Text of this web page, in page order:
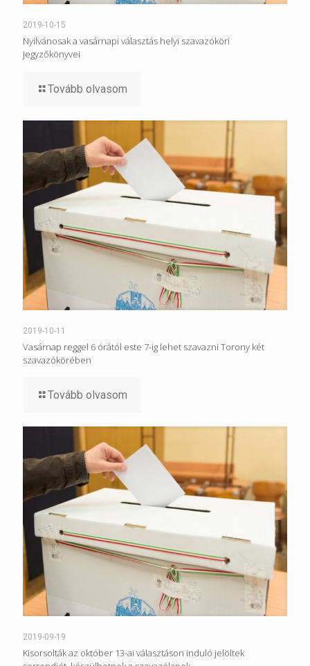
2019-10-15
Nyilvánosak a vasárnapi választás helyi szavazóköri
jegyzőkönyvei
Tovább olvasom
2019-10-11
Vasárnap reggel 6 órától este 7-ig lehet szavazni Torony két
szavazókörében
Tovább olvasom
2019-09-19
Kisorsolták az október 13-ai választáson induló jelöltek